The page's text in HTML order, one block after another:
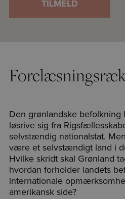
TILMELD
Den grønlandske
løsrive sig fra
selvstændig nationalstat.
være et selvstændigt land i
Hvilke skridt skal Grønland
hvordan forholder landets
internationale
amerikansk side?